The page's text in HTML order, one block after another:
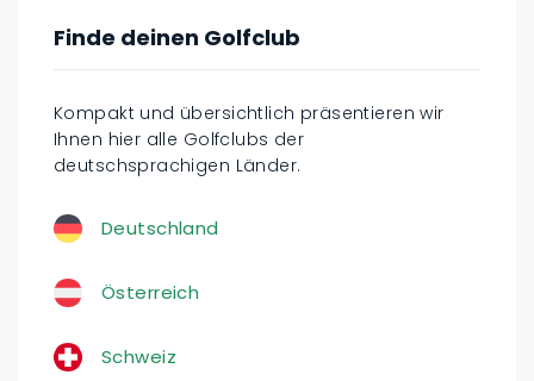
Finde deinen Golfclub
Kompakt und übersichtlich präsentieren wir
Ihnen hier alle Golfclubs der
deutschsprachigen Länder.
Deutschland
Österreich
Schweiz